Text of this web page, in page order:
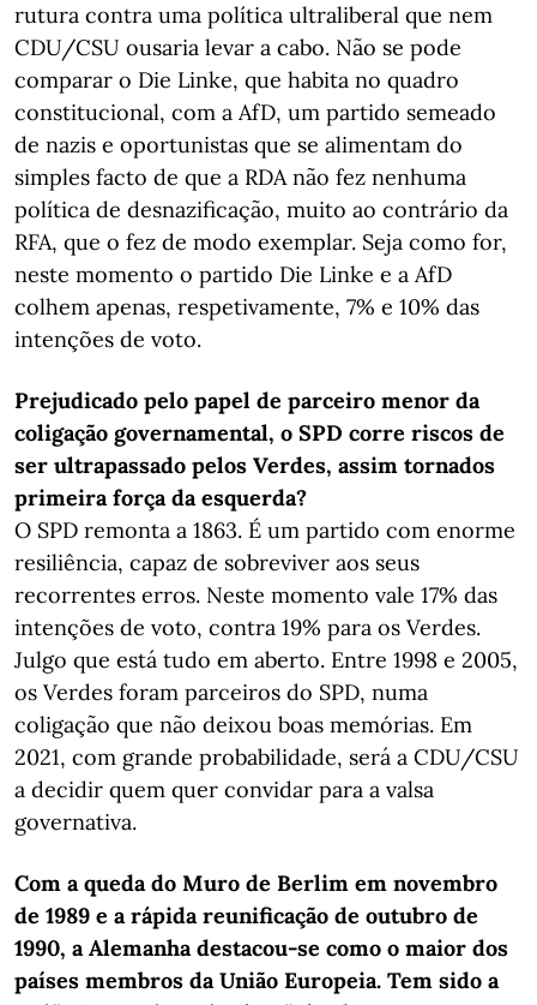
rutura contra uma política ultraliberal que nem
CDU/CSU ousaria levar a cabo. Não se pode
comparar o Die Linke, que habita no quadro
constitucional, com a AfD, um partido semeado
de nazis e oportunistas que se alimentam do
simples facto de que a RDA não fez nenhuma
política de desnazificação, muito ao contrário da
RFA, que o fez de modo exemplar. Seja como for,
neste momento o partido Die Linke e a AfD
colhem apenas, respetivamente, 7% e 10% das
intenções de voto.
Prejudicado pelo papel de parceiro menor da
coligação governamental, o SPD corre riscos de
ser ultrapassado pelos Verdes, assim tornados
primeira força da esquerda?
O SPD remonta a 1863. É um partido com enorme
resiliência, capaz de sobreviver aos seus
recorrentes erros. Neste momento vale 17% das
intenções de voto, contra 19% para os Verdes.
Julgo que está tudo em aberto. Entre 1998 e 2005,
os Verdes foram parceiros do SPD, numa
coligação que não deixou boas memórias. Em
2021, com grande probabilidade, será a CDU/CSU
a decidir quem quer convidar para a valsa
governativa.
Com a queda do Muro de Berlim em novembro
de 1989 e a rápida reunificação de outubro de
1990, a Alemanha destacou-se como o maior dos
países membros da União Europeia. Tem sido a